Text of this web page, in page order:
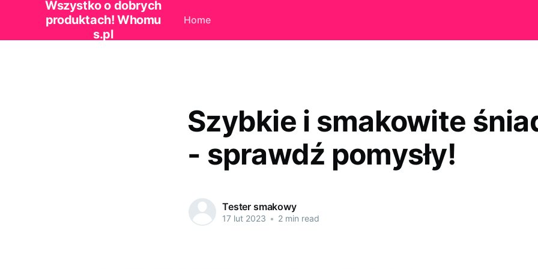
Wszystko o dobrych
produktach! Whomu
s.pl
Home
Szybkie i smakowite
- sprawdź pomysły!
Tester smakowy
17 lut 2023 • 2 min read